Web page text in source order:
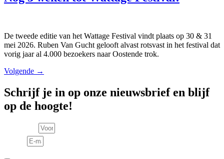
De tweede editie van het Wattage Festival vindt plaats op 30 & 31
mei 2026. Ruben Van Gucht gelooft alvast rotsvast in het festival dat
vorig jaar al 4.000 bezoekers naar Oostende trok.
Volgende →
Schrijf je in op onze nieuwsbrief en blijf
op de hoogte!